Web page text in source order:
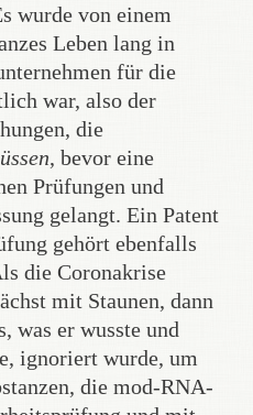
wurde von einem
Leben lang in
für die
war, also der
die
, bevor eine
Prüfungen und
gelangt. Ein Patent
gehört ebenfalls
die Coronakrise
mit Staunen, dann
was er wusste und
ignoriert wurde, um
die mod-RNA-